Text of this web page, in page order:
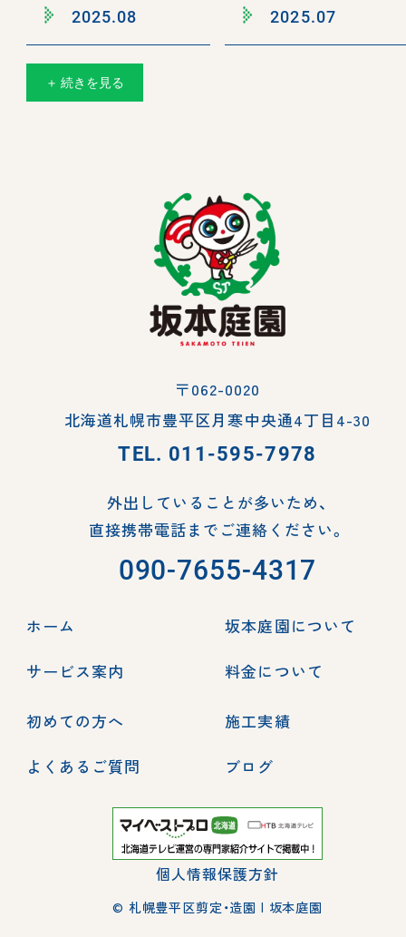
2025.08 2025.07
＋ 続きを見る
〒062-0020
北海道札幌市豊平区月寒中央通4丁目4-30
TEL. 011-595-7978
外出していることが多いため、
直接携帯電話までご連絡ください。
090-7655-4317
ホーム
坂本庭園について
サービス案内
料金について
初めての方へ
施工実績
よくあるご質問
ブログ
個人情報保護方針
© 札幌豊平区剪定・造園 | 坂本庭園